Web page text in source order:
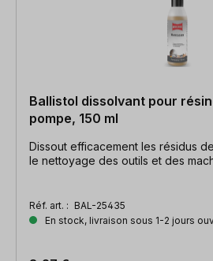
Ballistol dissolvant pour
pompe, 150 ml
Dissout efficacement les résidus
le nettoyage des outils et des
Réf. art. : BAL-25435
En stock, livraison sous 1-2 jours